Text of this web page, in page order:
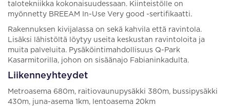
talotekniikka kokonaisuudessaan. Kiinteistölle on
myönnetty BREEAM In-Use Very good -sertifikaatti.
Rakennuksen kivijalassa on sekä kahvila että ravintola.
Lisäksi lähistöltä löytyy useita keskustan ravintoloita ja
muita palveluita. Pysäköintimahdollisuus Q-Park
Kasarmitorilla, johon on sisäänajo Fabianinkadulta.
Liikenneyhteydet
Metroasema 680m, raitiovaunupysäkki 380m, bussipysäkki
430m, juna-asema 1km, lentoasema 20km